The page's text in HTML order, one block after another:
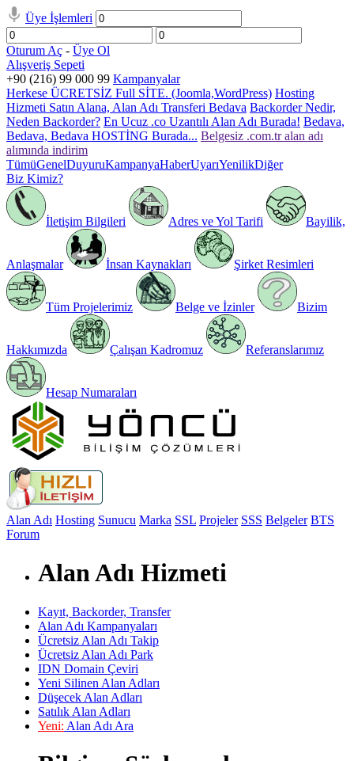
Üye İşlemleri
Oturum Aç - Üye Ol
Alışveriş Sepeti
+90 (216) 99 000 99 Kampanyalar
Herkese ÜCRETSİZ Full SİTE. (Joomla,WordPress) Hosting
Hizmeti Satın Alana, Alan Adı Transferi Bedava Backorder Nedir,
Neden Backorder? En Ucuz .co Uzantılı Alan Adı Burada! Bedava,
Bedava, Bedava HOSTİNG Burada... Belgesiz .com.tr alan adı
alımında indirim
TümüGenelDuyuruKampanyaHaberUyarıYenilikDiğer
Biz Kimiz?
İletişim Bilgileri Adres ve Yol Tarifi Bayilik,
Anlaşmalar İnsan Kaynakları Şirket Resimleri
Tüm Projelerimiz Belge ve İzinler Bizim
Hakkımızda Çalışan Kadromuz Referanslarımız
Hesap Numaraları
Alan Adı Hosting Sunucu Marka SSL Projeler SSS Belgeler BTS
Forum
Alan Adı Hizmeti
Kayıt, Backorder, Transfer
Alan Adı Kampanyaları
Ücretsiz Alan Adı Takip
Ücretsiz Alan Adı Park
IDN Domain Çeviri
Yeni Silinen Alan Adları
Düşecek Alan Adları
Satılık Alan Adları
Yeni: Alan Adı Ara